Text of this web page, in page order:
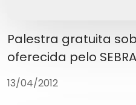
Palestra gratuita
oferecida pelo
13/04/2012